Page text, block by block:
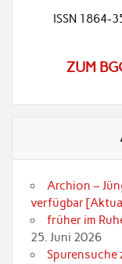
ISSN 1864-
ZUM
Archion –
verfügbar
früher im
25. Juni 2026
Spurensuche